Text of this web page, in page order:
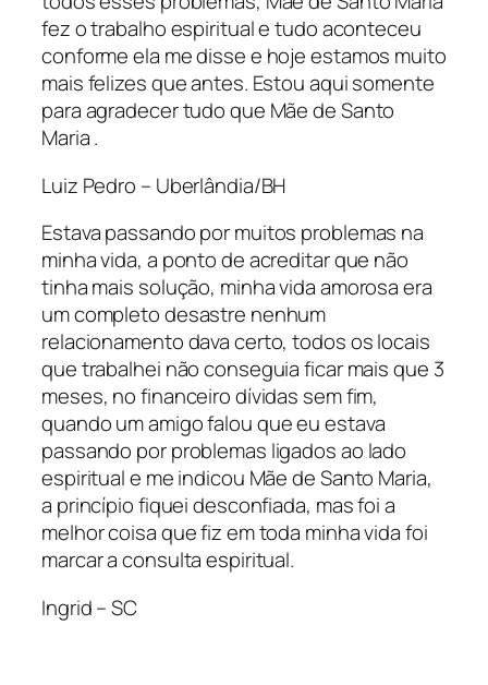
fez o trabalho espiritual e tudo aconteceu
conforme ela me disse e hoje estamos muito
mais felizes que antes. Estou aqui somente
para agradecer tudo que Mãe de Santo
Maria .
Luiz Pedro – Uberlândia/BH
Estava passando por muitos problemas na
minha vida, a ponto de acreditar que não
tinha mais solução, minha vida amorosa era
um completo desastre nenhum
relacionamento dava certo, todos os locais
que trabalhei não conseguia ficar mais que 3
meses, no financeiro dívidas sem fim,
quando um amigo falou que eu estava
passando por problemas ligados ao lado
espiritual e me indicou Mãe de Santo Maria,
a princípio fiquei desconfiada, mas foi a
melhor coisa que fiz em toda minha vida foi
marcar a consulta espiritual.
Ingrid – SC